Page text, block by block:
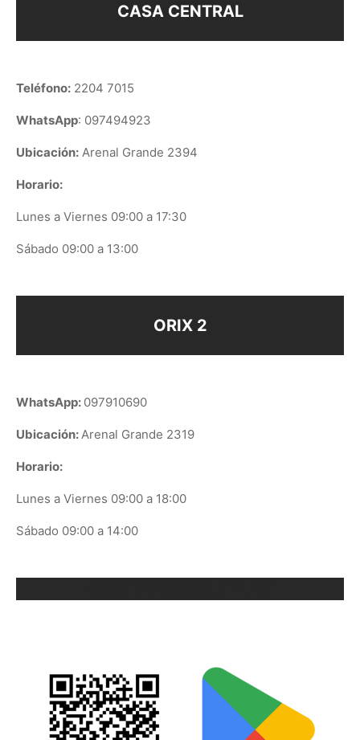
CASA CENTRAL
Teléfono: 2204 7015
WhatsApp: 097494923
Ubicación: Arenal Grande 2394
Horario:
Lunes a Viernes 09:00 a 17:30
Sábado 09:00 a 13:00
ORIX 2
WhatsApp: 097910690
Ubicación:Arenal Grande 2319
Horario:
Lunes a Viernes 09:00 a 18:00
Sábado 09:00 a 14:00